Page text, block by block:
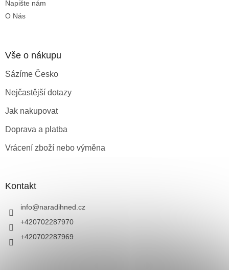
Napište nám
O Nás
Vše o nákupu
Sázíme Česko
Nejčastější dotazy
Jak nakupovat
Doprava a platba
Vrácení zboží nebo výměna
Kontakt
info@naradihned.cz
+420702287970
+420702287969